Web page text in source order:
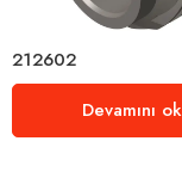
212602
Devamını